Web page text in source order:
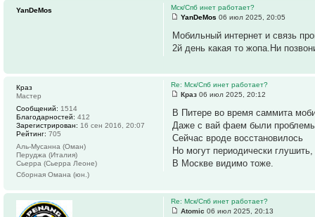
Мск/Спб инет работает?
YanDeMos 06 июл 2025, 20:05
Мобильный интернет и связь
2й день какая то жопа.Ни
YanDeMos
Re: Мск/Спб инет работает?
Краз 06 июл 2025, 20:12
В Питере во время саммита
Даже с вай фаем были
Сейчас вроде восстановилось
Но могут периодически
В Москве видимо тоже.
Краз
Мастер
Сообщений: 1514
Благодарностей: 412
Зарегистрирован: 16 сен 2016, 20:07
Рейтинг: 705
Аль-Мусанна (Оман)
Перуджа (Италия)
Сьерра (Сьерра Леоне)
Сборная Омана (юн.)
Re: Мск/Спб инет работает?
Atomic 06 июл 2025, 20:13